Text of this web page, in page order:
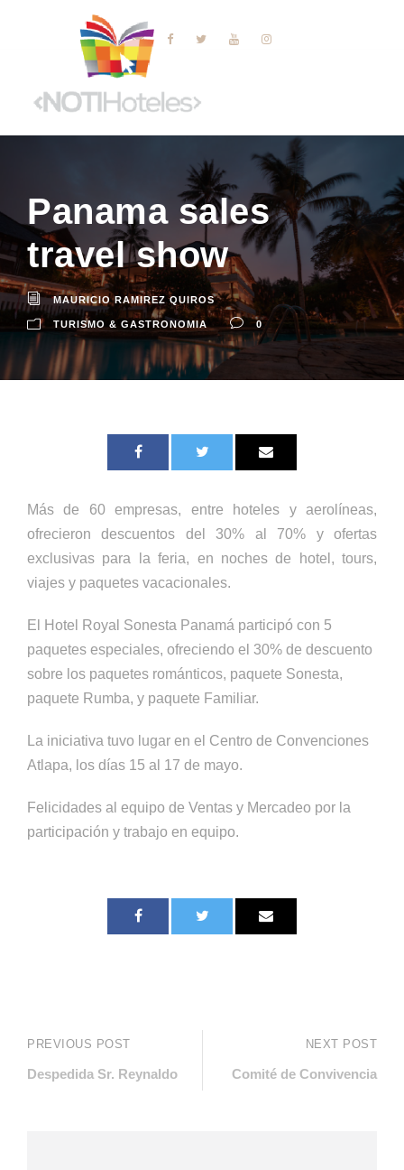
Panama sales
travel show
MAURICIO RAMIREZ QUIROS
TURISMO & GASTRONOMIA 0
Más de 60 empresas, entre hoteles y aerolíneas,
ofrecieron descuentos del 30% al 70% y ofertas
exclusivas para la feria, en noches de hotel, tours,
viajes y paquetes vacacionales.
El Hotel Royal Sonesta Panamá participó con 5
paquetes especiales, ofreciendo el 30% de descuento
sobre los paquetes románticos, paquete Sonesta,
paquete Rumba, y paquete Familiar.
La iniciativa tuvo lugar en el Centro de Convenciones
Atlapa, los días 15 al 17 de mayo.
Felicidades al equipo de Ventas y Mercadeo por la
participación y trabajo en equipo.
PREVIOUS POST
Despedida Sr. Reynaldo
NEXT POST
Comité de Convivencia